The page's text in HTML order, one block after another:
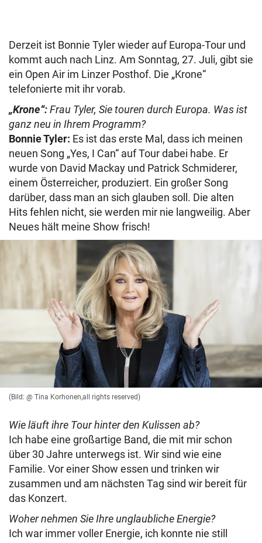
Derzeit ist Bonnie Tyler wieder auf Europa-Tour und
kommt auch nach Linz. Am Sonntag, 27. Juli, gibt sie
ein Open Air im Linzer Posthof. Die „Krone“
telefonierte mit ihr vorab.
„Krone“:Frau Tyler, Sie touren durch Europa. Was ist
ganz neu in Ihrem Programm?
Bonnie Tyler: Es ist das erste Mal, dass ich meinen
neuen Song „Yes, I Can“ auf Tour dabei habe. Er
wurde von David Mackay und Patrick Schmiderer,
einem Österreicher, produziert. Ein großer Song
darüber, dass man an sich glauben soll. Die alten
Hits fehlen nicht, sie werden mir nie langweilig. Aber
Neues hält meine Show frisch!
(Bild: @ Tina Korhonen,all rights reserved)
Wie läuft ihre Tour hinter den Kulissen ab?
Ich habe eine großartige Band, die mit mir schon
über 30 Jahre unterwegs ist. Wir sind wie eine
Familie. Vor einer Show essen und trinken wir
zusammen und am nächsten Tag sind wir bereit für
das Konzert.
Woher nehmen Sie Ihre unglaubliche Energie?
Ich war immer voller Energie, ich konnte nie still